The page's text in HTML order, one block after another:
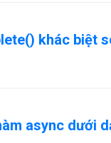
khác biệt
async dưới